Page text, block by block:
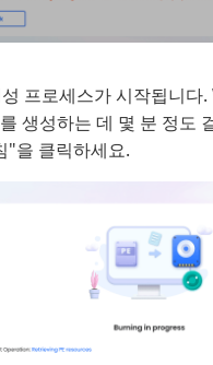
프로세스가 시작됩니다
생성하는 데 몇 분 정도
"을 클릭하세요.